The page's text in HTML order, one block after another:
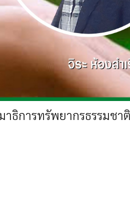
าธิการทรัพยากรธรรมช